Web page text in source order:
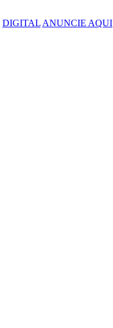
DIGITAL ANUNCIE AQUI